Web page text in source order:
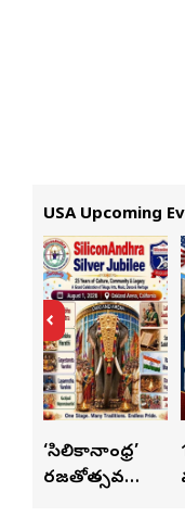
USA Upcoming
‘సిలికానాంధ్ర’
రజతోత్సవ